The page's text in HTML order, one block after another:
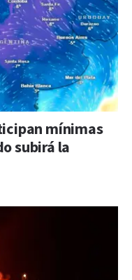
mínimas
subirá la